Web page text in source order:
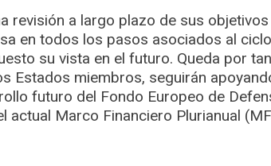
revisión a largo plazo de sus objetivos
en todos los pasos asociados al
su vista en el futuro. Queda por
Estados miembros, seguirán
futuro del Fondo Europeo de
actual Marco Financiero Plurianual